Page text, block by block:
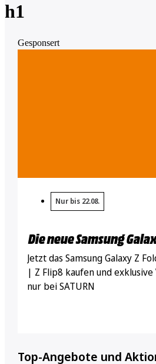
h1
Gesponsert
Nur bis 22.08.
Die neue Samsung
Jetzt das Samsung Galaxy Z
| Z Flip8 kaufen und
nur bei SATURN
Top-Angebote und